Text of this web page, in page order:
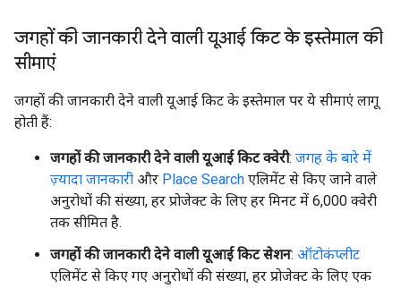
जगहों की जानकारी देने वाली यूआई किट के इस्तेमाल की
सीमाएं
जगहों की जानकारी देने वाली यूआई किट के इस्तेमाल पर ये सीमाएं लागू
होती हैं:
जगहों की जानकारी देने वाली यूआई किट क्वेरी: जगह के बारे में
ज़्यादा जानकारी और Place Search एलिमेंट से किए जाने वाले
अनुरोधों की संख्या, हर प्रोजेक्ट के लिए हर मिनट में 6,000 क्वेरी
तक सीमित है.
जगहों की जानकारी देने वाली यूआई किट सेशन: ऑटोकंप्लीट
एलिमेंट से किए गए अनुरोधों की संख्या, हर प्रोजेक्ट के लिए एक